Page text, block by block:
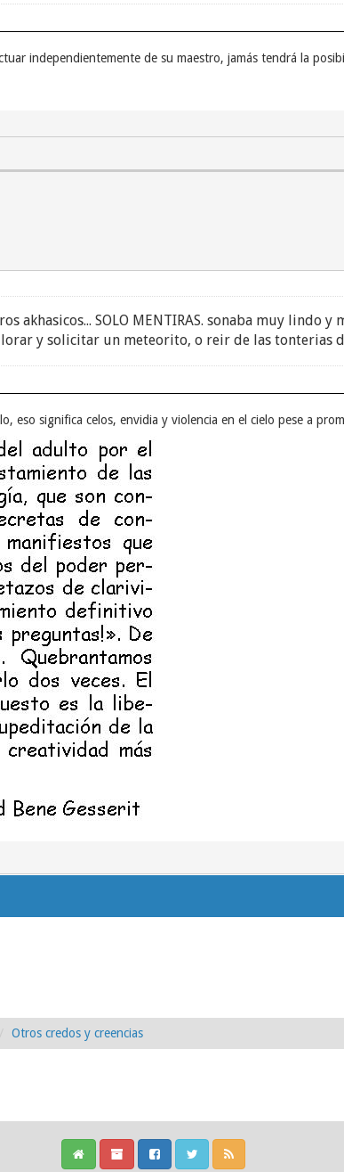
independientemente de su maestro, jamás tendrá la
akhasicos... SOLO MENTIRAS. sonaba muy
y solicitar un meteorito, o reir de las tonterias
eso significa celos, envidia y violencia en el cielo pese a
Otros credos y creencias